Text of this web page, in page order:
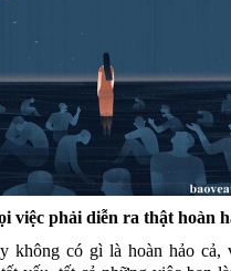
việc phải diễn ra thật hoàn
không có gì là hoàn hảo cả,